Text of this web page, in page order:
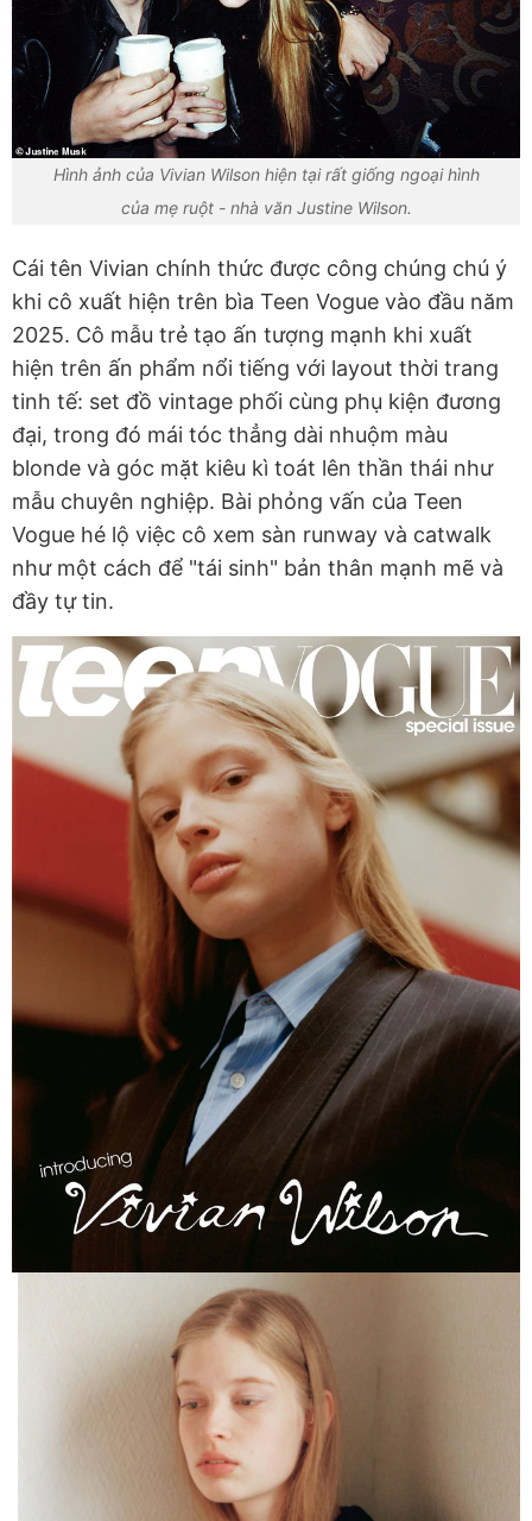
Hình ảnh của Vivian Wilson hiện tại rất giống ngoại hình
của mẹ ruột - nhà văn Justine Wilson.
Cái tên Vivian chính thức được công chúng chú ý
khi cô xuất hiện trên bìa Teen Vogue vào đầu năm
2025. Cô mẫu trẻ tạo ấn tượng mạnh khi xuất
hiện trên ấn phẩm nổi tiếng với layout thời trang
tinh tế: set đồ vintage phối cùng phụ kiện đương
đại, trong đó mái tóc thẳng dài nhuộm màu
blonde và góc mặt kiêu kì toát lên thần thái như
mẫu chuyên nghiệp. Bài phỏng vấn của Teen
Vogue hé lộ việc cô xem sàn runway và catwalk
như một cách để "tái sinh" bản thân mạnh mẽ và
đầy tự tin.